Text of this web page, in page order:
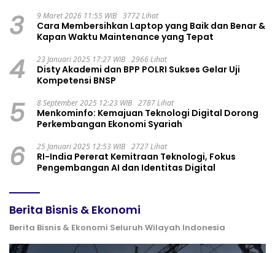
3 9 Maret 2026 11:55 WIB 3772 Lihat
Cara Membersihkan Laptop yang Baik dan Benar &
Kapan Waktu Maintenance yang Tepat
4 23 Januari 2025 17:27 WIB 2966 Lihat
Disty Akademi dan BPP POLRI Sukses Gelar Uji
Kompetensi BNSP
5 8 September 2025 12:23 WIB 2787 Lihat
Menkominfo: Kemajuan Teknologi Digital Dorong
Perkembangan Ekonomi Syariah
6 25 Januari 2025 12:53 WIB 2727 Lihat
RI-India Pererat Kemitraan Teknologi, Fokus
Pengembangan AI dan Identitas Digital
Berita Bisnis & Ekonomi
Berita Bisnis & Ekonomi Seluruh Wilayah Indonesia